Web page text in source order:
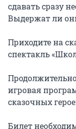
сдавать сразу
Выдержат ли
Приходите на
спектакль
игровая
сказочных
Билет